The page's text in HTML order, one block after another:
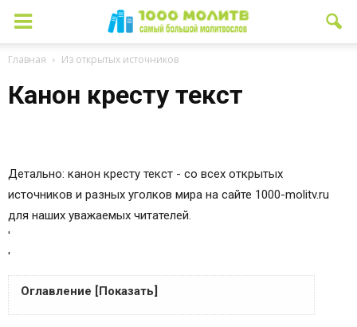
Главная Из открытых источников
Канон кресту текст
Детально: канон кресту текст - со всех открытых
источников и разных уголков мира на сайте 1000-molitv.ru
для наших уважаемых читателей.
'
'
Оглавление [Показать]